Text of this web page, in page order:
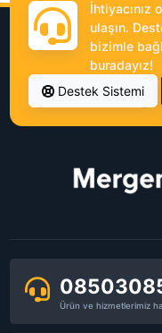
İhtiyacınız
ulaşın.
bizimle
buradayız!
Destek Sistemi
Ürün ve hizmetlerimiz